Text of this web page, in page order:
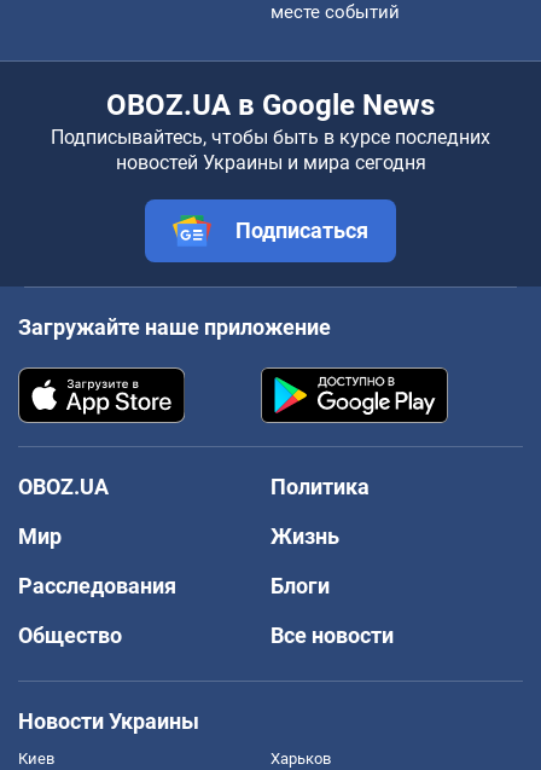
месте событий
OBOZ.UA в Google News
Подписывайтесь, чтобы быть в курсе последних
новостей Украины и мира сегодня
Подписаться
Загружайте наше приложение
OBOZ.UA
Политика
Мир
Жизнь
Расследования
Блоги
Общество
Все новости
Новости Украины
Киев Харьков